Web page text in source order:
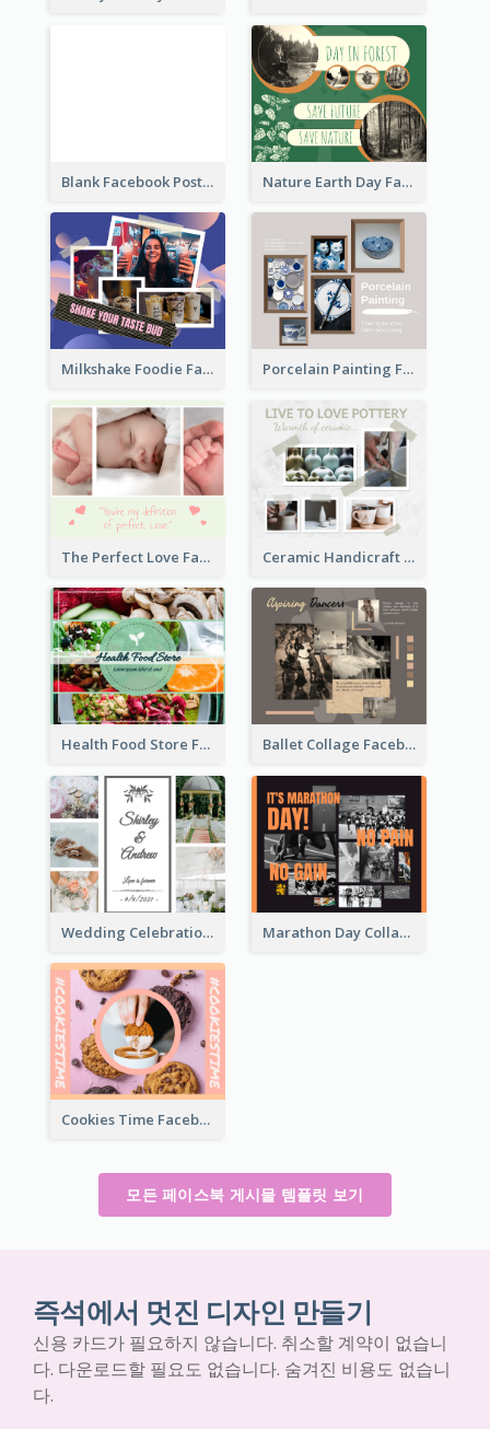
Blank Facebook Post Nature Earth Day Facebook Post
Milkshake Foodie Facebook Post Porcelain Painting Facebook Post
The Perfect Love Facebook Post Ceramic Handicraft Workshop Facebook Post
Health Food Store Facebook Post Ballet Collage Facebook Post
Wedding Celebration Facebook Post Marathon Day Collage Facebook Post
Cookies Time Facebook Post
모든 페이스북 게시물 템플릿 보기
즉석에서 멋진 디자인 만들기
신용 카드가 필요하지 않습니다. 취소할 계약이 없습니
다. 다운로드할 필요도 없습니다. 숨겨진 비용도 없습니
다.